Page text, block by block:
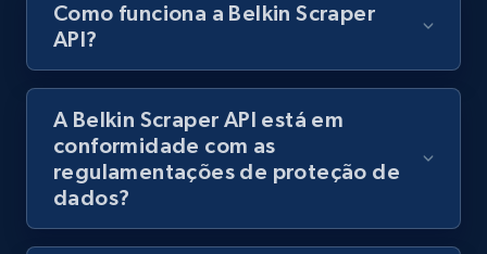
products using specified keywords
URL, Product id, Title, Images, Final price,
Currency, Discount, Initial price, and more.
1.1K+
Como funciona a Belkin Scraper
API?
A Belkin Scraper API está em
conformidade com as
regulamentações de proteção de
dados?